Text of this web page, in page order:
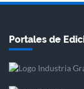
Portales de